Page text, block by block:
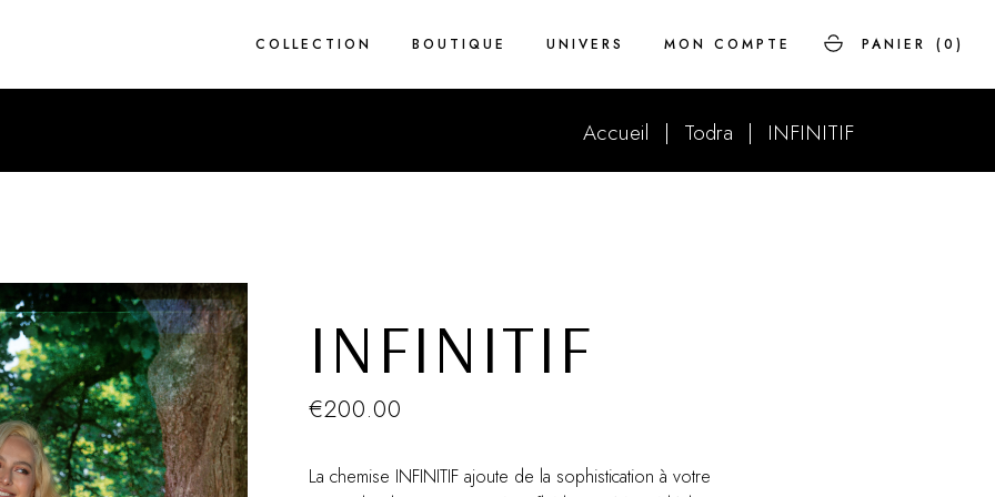
COLLECTION
2 pièces
Flower Rain
True Grit
Zig Zag
BOUTIQUE UNIVERS
Savoir-faire
FAQ
MON COMPTE PANIER (0)
Accueil Todra INFINITIF
INFINITIF
€200.00
La chemise INFINITIF ajoute de la sophistication à votre